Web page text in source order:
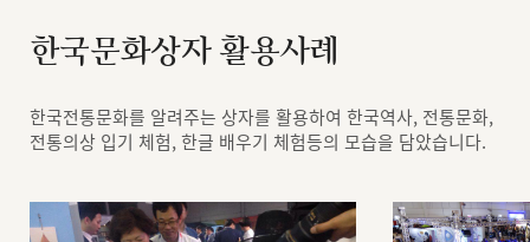
한국문화상자 활용사례
한국전통문화를 알려주는 상자를 활용하여 한국역사, 전통문화,
전통의상 입기 체험, 한글 배우기 체험등의 모습을 담았습니다.